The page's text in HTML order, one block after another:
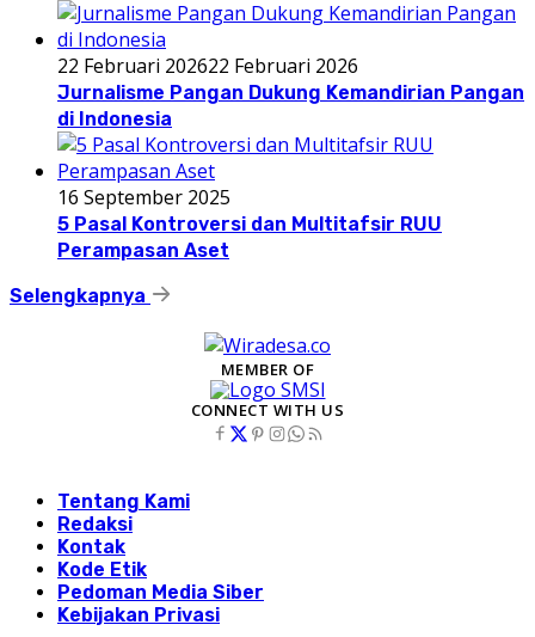
22 Februari 202622 Februari 2026
Jurnalisme Pangan Dukung Kemandirian Pangan
di Indonesia
16 September 2025
5 Pasal Kontroversi dan Multitafsir RUU
Perampasan Aset
Selengkapnya
MEMBER OF
CONNECT WITH US
Tentang Kami
Redaksi
Kontak
Kode Etik
Pedoman Media Siber
Kebijakan Privasi